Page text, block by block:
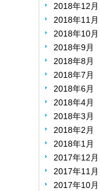
2018年12月
2018年11月
2018年10月
2018年9月
2018年8月
2018年7月
2018年6月
2018年4月
2018年3月
2018年2月
2018年1月
2017年12月
2017年11月
2017年10月